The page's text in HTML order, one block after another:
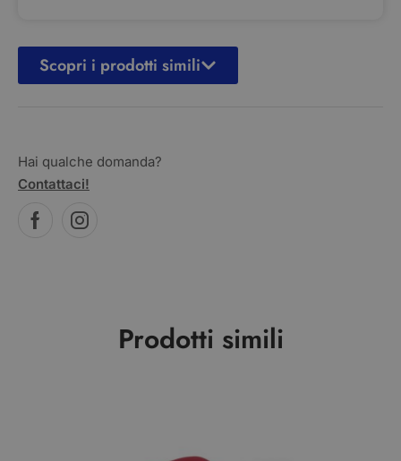
Scopri i prodotti simili
Hai qualche domanda?
Contattaci!
Prodotti simili